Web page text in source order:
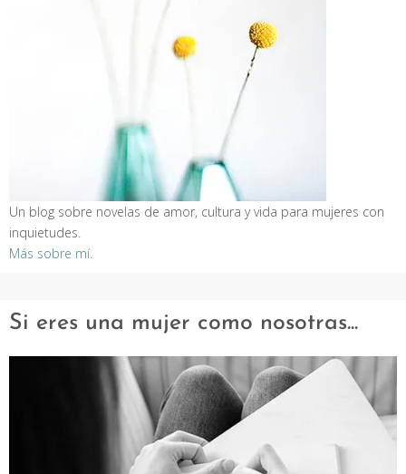
Un blog sobre novelas de amor, cultura y vida para mujeres con
inquietudes.
Más sobre mí.
Si eres una mujer como nosotras...